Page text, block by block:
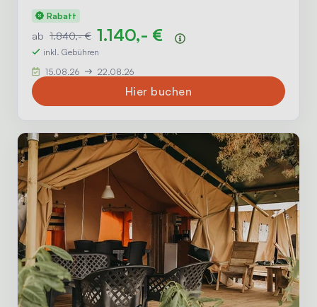
Rabatt
ab 1.840,- € 1.140,- €
inkl. Gebühren
15.08.26
22.08.26
Hier buchen